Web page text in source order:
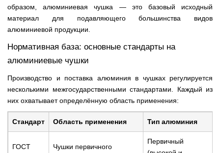
образом, алюминиевая чушка — это базовый исходный
материал для подавляющего большинства видов
алюминиевой продукции.
Нормативная база: основные стандарты на
алюминиевые чушки
Производство и поставка алюминия в чушках регулируется
несколькими межгосударственными стандартами. Каждый из
них охватывает определённую область применения:
Стандарт Область применения Тип алюминия
ГОСТ
Чушки первичного
Первичный